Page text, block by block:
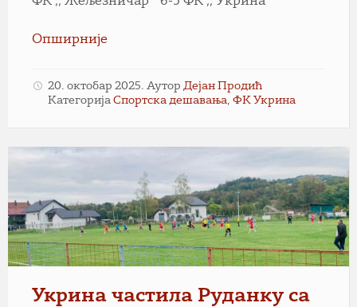
Опширније
20. октобар 2025. Аутор Дејан Продић
Категорија Спортска дешавања, ФК Укрина
Укрина частила Руданку са